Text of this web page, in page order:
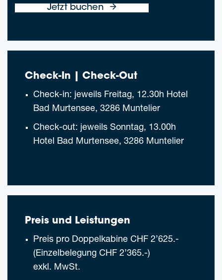
Jetzt buchen
Check-In | Check-Out
Check-in: jeweils Frei­tag, 12.30h Hotel
Bad Mur­ten­see, 3286 Muntelier
Check-out: jeweils Sonn­tag, 13.00h
Hotel Bad Mur­ten­see, 3286 Muntelier
Preis und Leistungen
Preis pro Dop­pel­ka­bi­ne CHF 2’625.-
(Ein­zel­be­le­gung CHF 2’365.-)
exkl. MwSt.